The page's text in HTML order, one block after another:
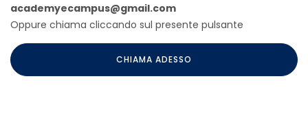
academyecampus@gmail.com
Oppure chiama cliccando sul presente pulsante
CHIAMA ADESSO